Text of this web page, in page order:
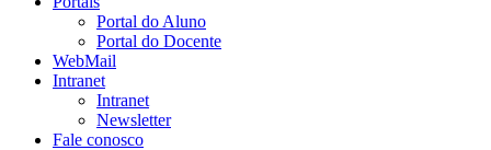
Portal do Aluno
Portal do Docente
WebMail
Intranet
Intranet
Newsletter
Fale conosco